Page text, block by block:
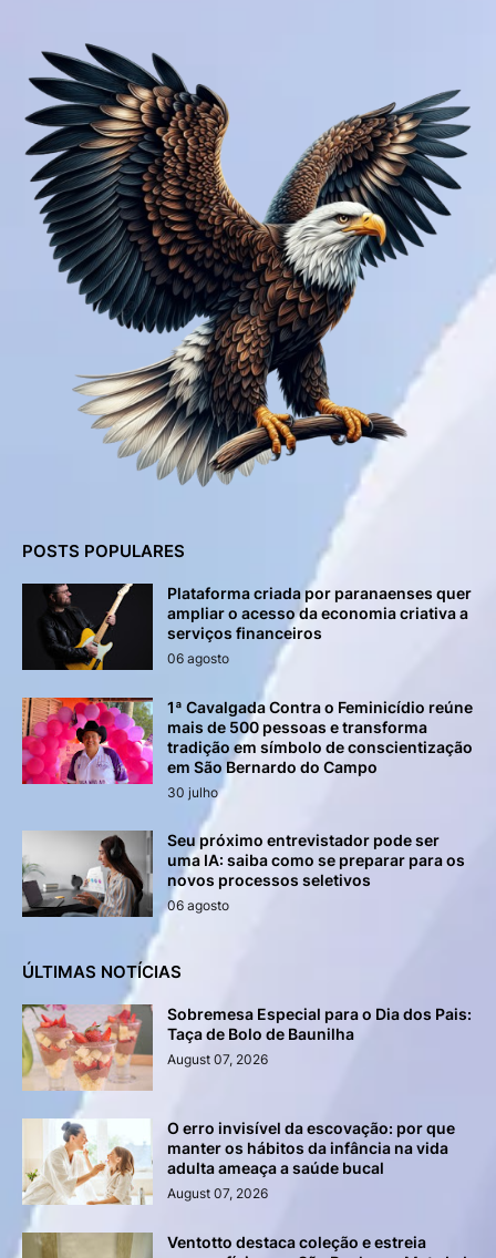
POSTS POPULARES
Plataforma criada por paranaenses quer
ampliar o acesso da economia criativa a
serviços financeiros
06 agosto
1ª Cavalgada Contra o Feminicídio reúne
mais de 500 pessoas e transforma
tradição em símbolo de conscientização
em São Bernardo do Campo
30 julho
Seu próximo entrevistador pode ser
uma IA: saiba como se preparar para os
novos processos seletivos
06 agosto
ÚLTIMAS NOTÍCIAS
Sobremesa Especial para o Dia dos Pais:
Taça de Bolo de Baunilha
August 07, 2026
O erro invisível da escovação: por que
manter os hábitos da infância na vida
adulta ameaça a saúde bucal
August 07, 2026
Ventotto destaca coleção e estreia